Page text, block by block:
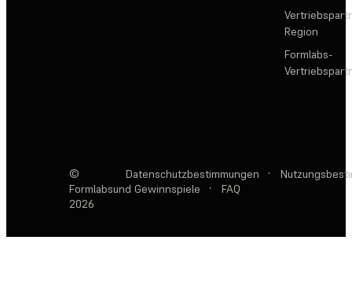
Region
Formlabs-
©
Formlabs
2026
Datenschutzbestimmungen ·
und Gewinnspiele
· FAQ